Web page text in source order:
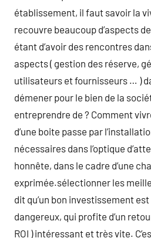
établissement, il faut savoir la
recouvre beaucoup d’aspects
étant d’avoir des rencontres
aspects ( gestion des réserve,
utilisateurs et fournisseurs … )
démener pour le bien de la
entreprendre de ? Comment
d’une boite passe par
nécessaires dans l’optique
honnête, dans le cadre d’une
exprimée.sélectionner les
dit qu’un bon investissement
dangereux, qui profite d’un
ROI ) intéressant et très vite.